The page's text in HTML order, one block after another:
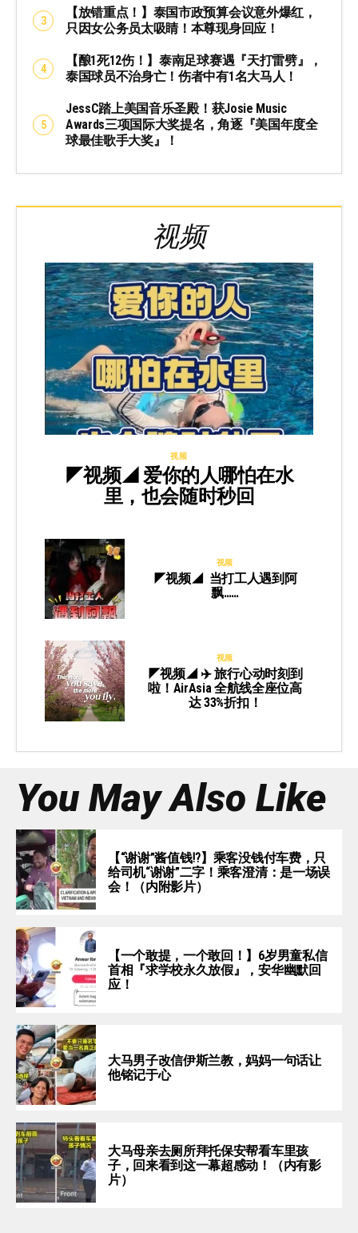
【放错重点！】泰国市政预算会议意外爆红，
只因女公务员太吸睛！本尊现身回应！
【酿1死12伤！】泰南足球赛遇『天打雷劈』，
泰国球员不治身亡！伤者中有1名大马人！
JessC踏上美国音乐圣殿！获Josie Music
Awards三项国际大奖提名，角逐『美国年度全
球最佳歌手大奖』！
视频
视频
◤视频◢ 爱你的人哪怕在水
里，也会随时秒回
视频
◤视频◢ 当打工人遇到阿
飘……
视频
◤视频◢ ✈️ 旅行心动时刻到
啦！AirAsia 全航线全座位高
达 33%折扣！
You May Also Like
【“谢谢”酱值钱⁉️】乘客没钱付车费，只
给司机“谢谢”二字！乘客澄清：是一场误
会！（内附影片）
【一个敢提，一个敢回！】6岁男童私信
首相『求学校永久放假』，安华幽默回
应！
大马男子改信伊斯兰教，妈妈一句话让
他铭记于心
大马母亲去厕所拜托保安帮看车里孩
子，回来看到这一幕超感动！（内有影
片）